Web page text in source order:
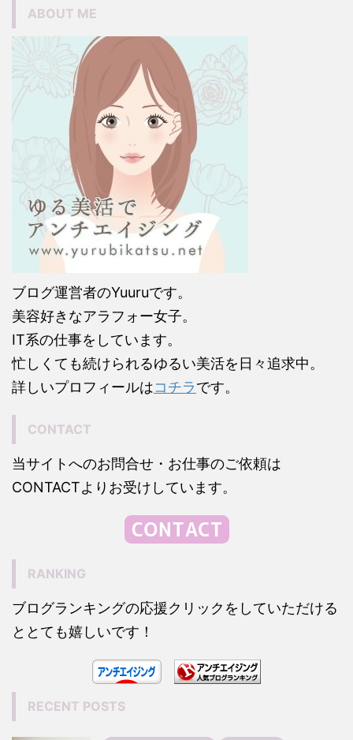
ABOUT ME
ブログ運営者のYuuruです。
美容好きなアラフォー女子。
IT系の仕事をしています。
忙しくても続けられるゆるい美活を日々追求中。
詳しいプロフィールはコチラです。
CONTACT
当サイトへのお問合せ・お仕事のご依頼は
CONTACTよりお受けしています。
RANKING
ブログランキングの応援クリックをしていただける
ととても嬉しいです！
RECENT POSTS